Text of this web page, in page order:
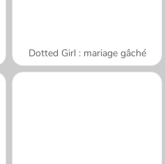
Dotted Girl : mariage gâché